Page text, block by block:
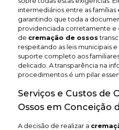
intermediários entre as famílias
garantindo que toda a
providenciada corretamente e
de cremação de ossos
respeitando as leis municipais
suporte completo aos
delicado. A transparência na
procedimentos é um pilar
Serviços e Custos de
Ossos em Conceição
A decisão de realizar a